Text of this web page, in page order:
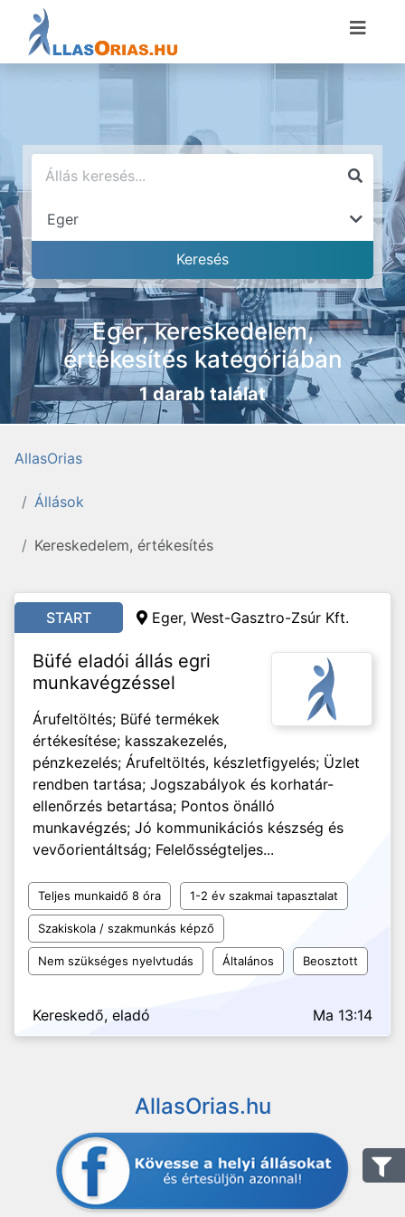
Eger, kereskedelem,
értékesítés kategóriában
1 darab találat
AllasOrias
Állások
Kereskedelem, értékesítés
START Eger, West-Gasztro-Zsúr Kft.
Büfé eladói állás egri
munkavégzéssel
Árufeltöltés; Büfé termékek
értékesítése; kasszakezelés,
pénzkezelés; Árufeltöltés, készletfigyelés; Üzlet
rendben tartása; Jogszabályok és korhatár-
ellenőrzés betartása; Pontos önálló
munkavégzés; Jó kommunikációs készség és
vevőorientáltság; Felelősségteljes...
Teljes munkaidő 8 óra 1-2 év szakmai tapasztalat
Szakiskola / szakmunkás képző
Nem szükséges nyelvtudás Általános Beosztott
Kereskedő, eladó Ma 13:14
AllasOrias.hu